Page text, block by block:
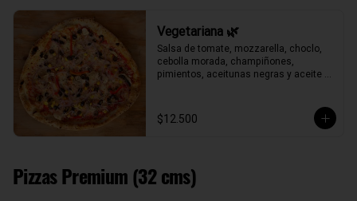
Vegetariana 🌿
Salsa de tomate, mozzarella, choclo,
cebolla morada, champiñones,
pimientos, aceitunas negras y aceite
$12.500
Pizzas Premium (32 cms)